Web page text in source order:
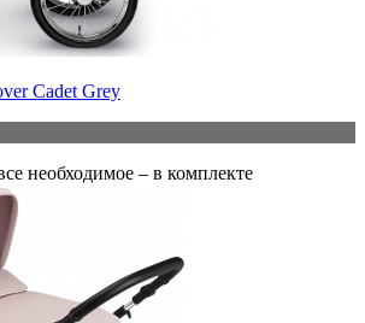
Cadet Grey
необходимое – в комплекте